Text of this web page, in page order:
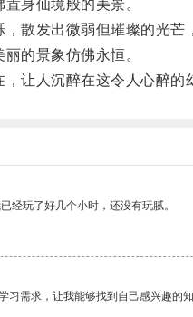
身仙境般的美景。
发出微弱但璀璨的光芒
的景象仿佛永恒。
人沉醉在这令人心醉的
经玩了好几个小时，还没有玩腻。
需求，让我能够找到自己感兴趣的知